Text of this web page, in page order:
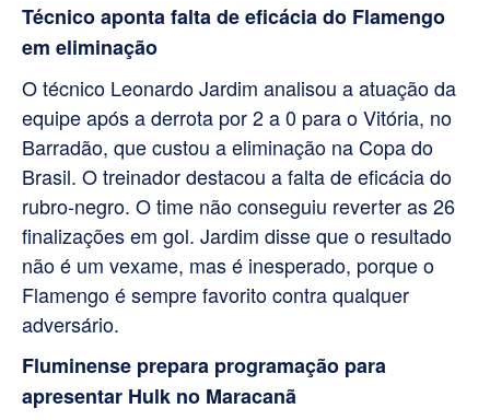
Técnico aponta falta de eficácia do Flamengo
em eliminação
O técnico Leonardo Jardim analisou a atuação da
equipe após a derrota por 2 a 0 para o Vitória, no
Barradão, que custou a eliminação na Copa do
Brasil. O treinador destacou a falta de eficácia do
rubro-negro. O time não conseguiu reverter as 26
finalizações em gol. Jardim disse que o resultado
não é um vexame, mas é inesperado, porque o
Flamengo é sempre favorito contra qualquer
adversário.
Fluminense prepara programação para
apresentar Hulk no Maracanã